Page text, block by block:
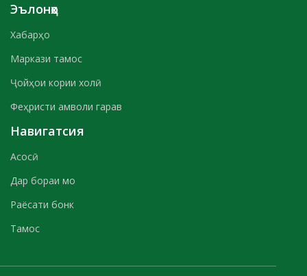
Эълонҳо
Хабарҳо
Маркази тамос
Ҷойҳои кории холӣ
Феҳристи амволи гарав
Навигатсия
Асосӣ
Дар бораи мо
Раёсати бонк
Тамос